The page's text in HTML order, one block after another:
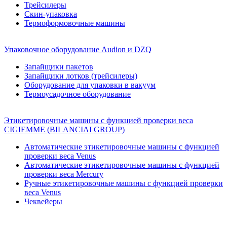
Трейсилеры
Скин-упаковка
Термоформовочные машины
Упаковочное оборудование Audion и DZQ
Запайщики пакетов
Запайщики лотков (трейсилеры)
Оборудование для упаковки в вакуум
Термоусадочное оборудование
Этикетировочные машины с функцией проверки веса
CIGIEMME (BILANCIAI GROUP)
Автоматические этикетировочные машины с функцией
проверки веса Venus
Автоматические этикетировочные машины с функцией
проверки веса Mercury
Ручные этикетировочные машины с функцией проверки
веса Venus
Чеквейеры